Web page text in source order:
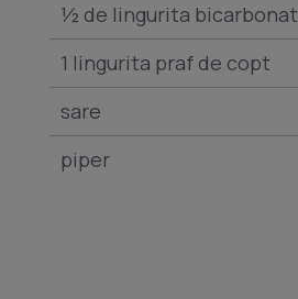
½ de lingurita bicarbonat
1 lingurita praf de copt
sare
piper